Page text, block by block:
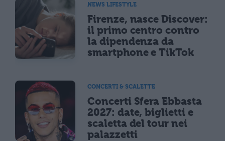
NEWS LIFESTYLE
Firenze, nasce Discover:
il primo centro contro
la dipendenza da
smartphone e TikTok
CONCERTI & SCALETTE
Concerti Sfera Ebbasta
2027: date, biglietti e
scaletta del tour nei
palazzetti